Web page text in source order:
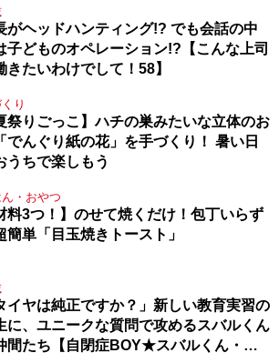
がヘッドハンティング!? でも会話の中
子どものオペレーション!?【こんな上司
きたいわけでして！58】
り
祭りごっこ】ハチの巣みたいな立体のお
でんぐり紙の花」を手づくり！ 暑い日
うちで楽しもう
ん・おやつ
料3つ！】のせて焼くだけ！包丁いらず
簡単「目玉焼きトースト」
イヤは純正ですか？」新しい教育実習の
に、ユニークな質問で攻めるスバルくん
間たち【自閉症BOY★スバルくん・